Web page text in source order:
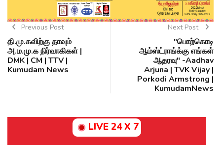
Previous Post
தி.மு.கவிற்கு தாவும்
அ.ம.மு.க நிர்வாகிகள் |
DMK | CM | TTV |
Kumudam News
Next Post
"பொற்கொடி
ஆம்ஸ்ட்ராங்க்கு எங்கள்
ஆதரவு" -Aadhav
Arjuna | TVK Vijay |
Porkodi Armstrong |
KumudamNews
LIVE 24 X 7